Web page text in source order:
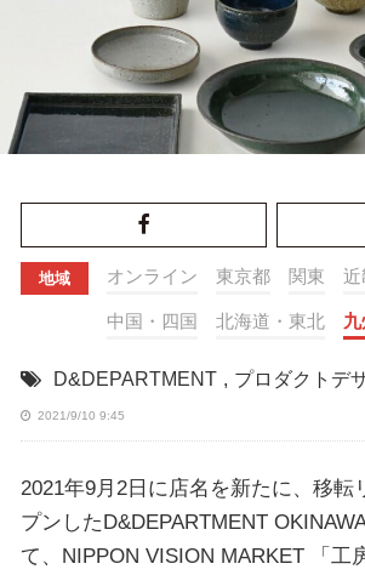
地域 オンライン 東京都 関東 近
中国・四国 北海道・東北
D&DEPARTMENT , プロダクトデ
2021/9/10 9:45
2021年9月2日に店名を新たに、移転
プンしたD&DEPARTMENT
て、NIPPON VISION MARKET 「工